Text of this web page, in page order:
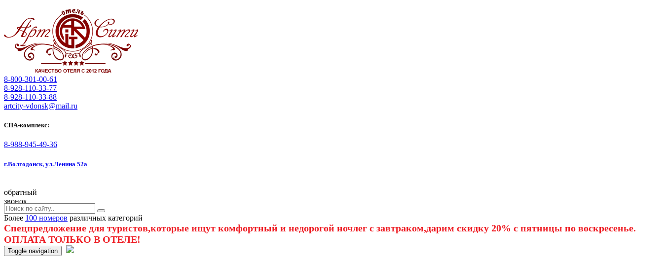
8-800-301-00-61
8-928-110-33-77
8-928-110-33-88
artcity-vdonsk@mail.ru
СПА-комплекс:
8-988-945-49-36
г.Волгодонск, ул.Ленина 52а
обратный
звонок
Более 100 номеров различных категорий
Спецпредложение для туристов,которые ищут комфортный и недорогой ночлег с завтраком,дарим скидку 20% с пятницы по воскресенье.
ОПЛАТА ТОЛЬКО В ОТЕЛЕ!
Toggle navigation